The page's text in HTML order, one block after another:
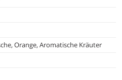
Orange, Aromatische Kräuter